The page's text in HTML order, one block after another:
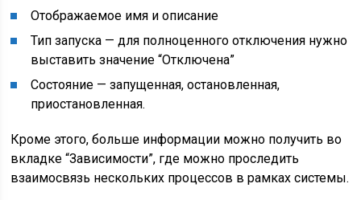
Отображаемое имя и описание
Тип запуска — для полноценного отключения нужно
выставить значение “Отключена”
Состояние — запущенная, остановленная,
приостановленная.
Кроме этого, больше информации можно получить во
вкладке “Зависимости”, где можно проследить
взаимосвязь нескольких процессов в рамках системы.